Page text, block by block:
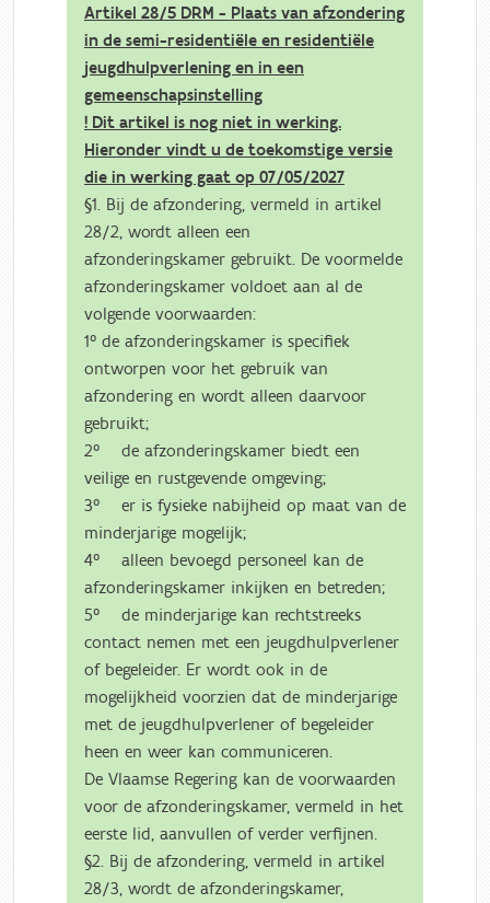
Artikel 28/5 DRM - Plaats van afzondering
in de semi-residentiële en residentiële
jeugdhulpverlening en in een
gemeenschapsinstelling
! Dit artikel is nog niet in werking.
Hieronder vindt u de toekomstige versie
die in werking gaat op 07/05/2027
§1. Bij de afzondering, vermeld in artikel
28/2, wordt alleen een
afzonderingskamer gebruikt. De voormelde
afzonderingskamer voldoet aan al de
volgende voorwaarden:
1° de afzonderingskamer is specifiek
ontworpen voor het gebruik van
afzondering en wordt alleen daarvoor
gebruikt;
2° de afzonderingskamer biedt een
veilige en rustgevende omgeving;
3° er is fysieke nabijheid op maat van de
minderjarige mogelijk;
4° alleen bevoegd personeel kan de
afzonderingskamer inkijken en betreden;
5° de minderjarige kan rechtstreeks
contact nemen met een jeugdhulpverlener
of begeleider. Er wordt ook in de
mogelijkheid voorzien dat de minderjarige
met de jeugdhulpverlener of begeleider
heen en weer kan communiceren.
De Vlaamse Regering kan de voorwaarden
voor de afzonderingskamer, vermeld in het
eerste lid, aanvullen of verder verfijnen.
§2. Bij de afzondering, vermeld in artikel
28/3, wordt de afzonderingskamer,